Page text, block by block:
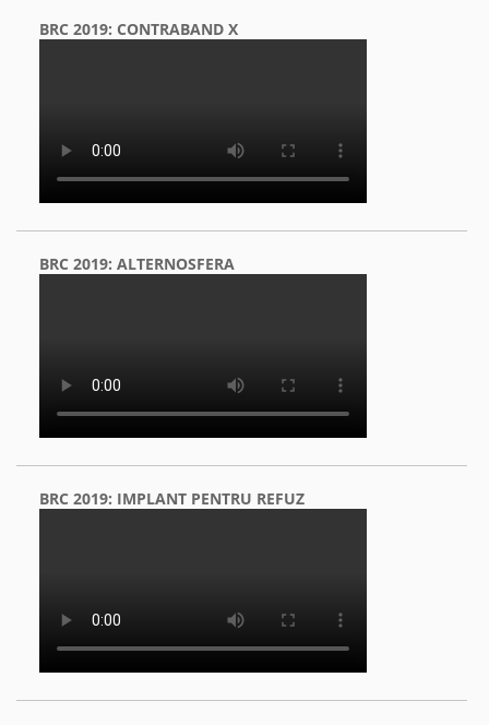
BRC 2019: CONTRABAND X
BRC 2019: ALTERNOSFERA
BRC 2019: IMPLANT PENTRU REFUZ